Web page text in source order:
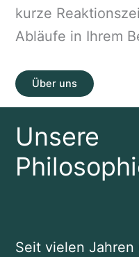
kurze
Abläufe in Ihrem
Über uns
Unsere
Seit vielen